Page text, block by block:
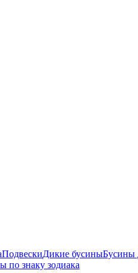
ПодвескиДикие бусиныБусины
по знаку зодиака